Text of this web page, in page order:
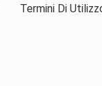
Termini Di